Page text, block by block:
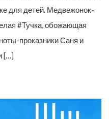
для детей. Медвежонок-
#Тучка, обожающая
проказники Саня и
[…]